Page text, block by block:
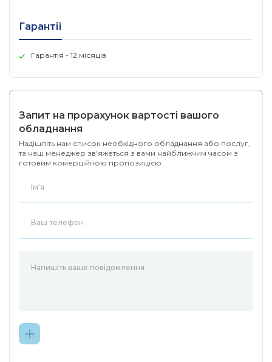
Гарантії
Гарантія - 12 місяців
Запит на прорахунок вартості вашого
обладнання
Надішліть нам список необхідного обладнання або послуг,
та наш менеджер зв'яжеться з вами найближчим часом з
готовим комерційною пропозицією